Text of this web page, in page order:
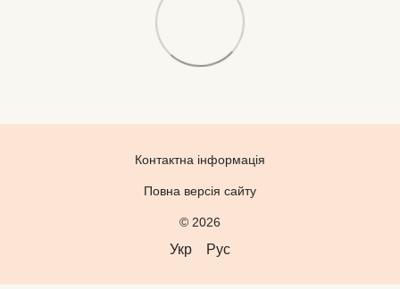
Контактна інформація
Повна версія сайту
© 2026
Укр Рус